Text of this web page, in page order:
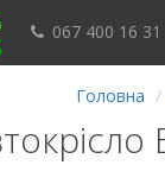
067 400 16 31
Головна